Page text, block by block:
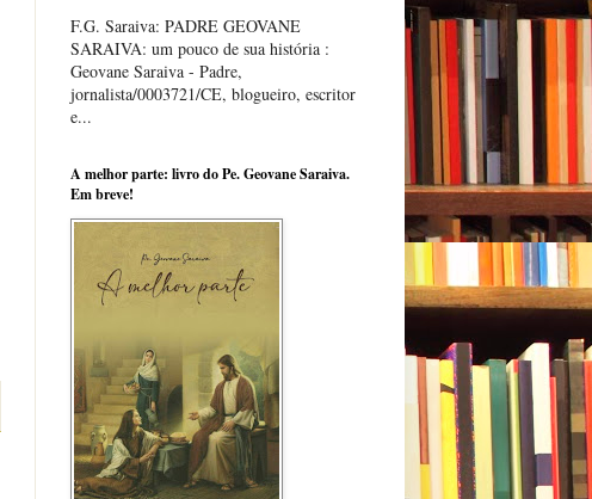
F.G. Saraiva: PADRE GEOVANE
SARAIVA: um pouco de sua história :
Geovane Saraiva - Padre,
jornalista/0003721/CE, blogueiro, escritor
e...
A melhor parte: livro do Pe. Geovane Saraiva.
Em breve!